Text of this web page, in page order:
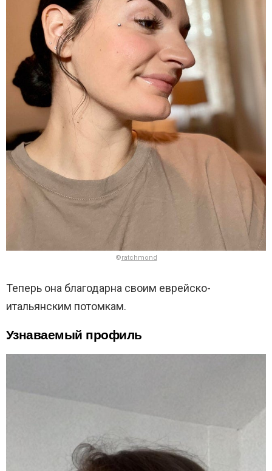
©ratchmond
Теперь она благодарна своим еврейско-
итальянским потомкам.
Узнаваемый профиль